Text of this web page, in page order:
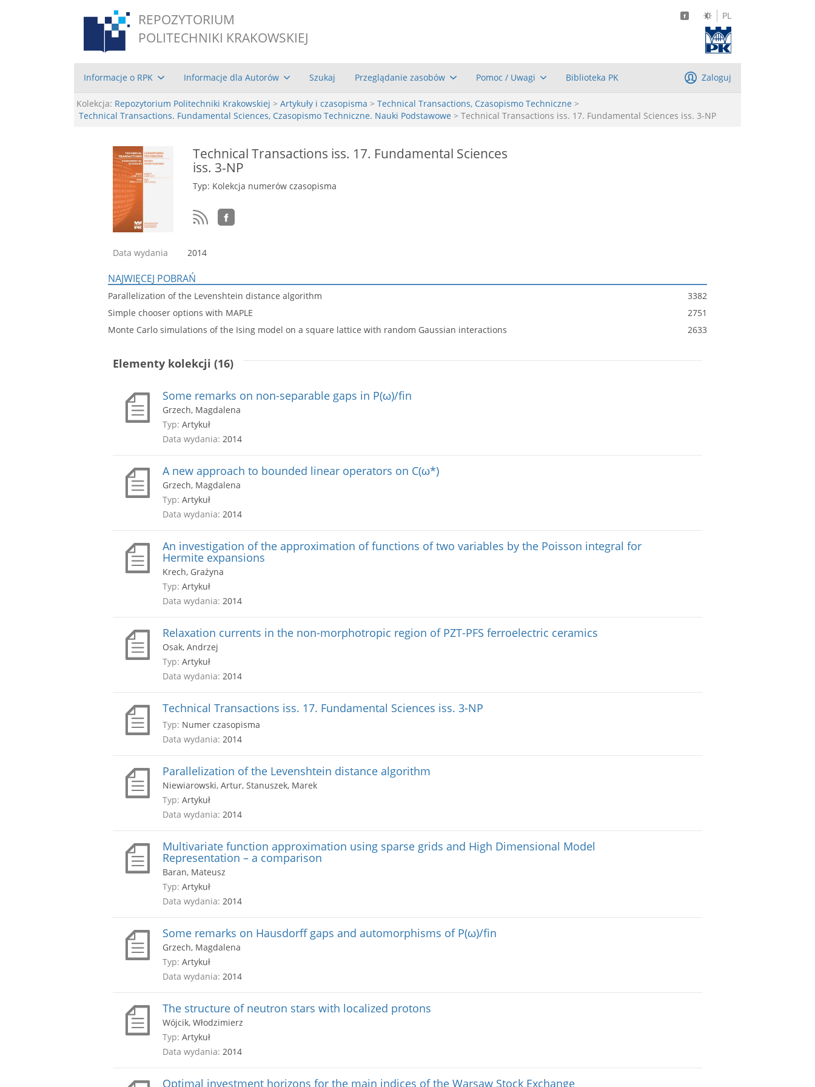
REPOZYTORIUM
POLITECHNIKI KRAKOWSKIEJ
PL
Informacje o RPK Informacje dla Autorów Szukaj Przeglądanie zasobów Pomoc / Uwagi Biblioteka PK Zaloguj
Kolekcja: Repozytorium Politechniki Krakowskiej > Artykuły i czasopisma > Technical Transactions, Czasopismo Techniczne >
Technical Transactions. Fundamental Sciences, Czasopismo Techniczne. Nauki Podstawowe > Technical Transactions iss. 17. Fundamental Sciences iss. 3-NP
Technical Transactions iss. 17. Fundamental Sciences
iss. 3-NP
Typ: Kolekcja numerów czasopisma
Data wydania 2014
NAJWIĘCEJ POBRAŃ
Parallelization of the Levenshtein distance algorithm
3382
Simple chooser options with MAPLE
2751
Monte Carlo simulations of the Ising model on a square lattice with random Gaussian interactions
2633
Elementy kolekcji (16)
Some remarks on non-separable gaps in P(ω)/fin
Grzech, Magdalena
Typ: Artykuł
Data wydania: 2014
A new approach to bounded linear operators on C(ω*)
Grzech, Magdalena
Typ: Artykuł
Data wydania: 2014
An investigation of the approximation of functions of two variables by the Poisson integral for
Hermite expansions
Krech, Grażyna
Typ: Artykuł
Data wydania: 2014
Relaxation currents in the non-morphotropic region of PZT-PFS ferroelectric ceramics
Osak, Andrzej
Typ: Artykuł
Data wydania: 2014
Technical Transactions iss. 17. Fundamental Sciences iss. 3-NP
Typ: Numer czasopisma
Data wydania: 2014
Parallelization of the Levenshtein distance algorithm
Niewiarowski, Artur, Stanuszek, Marek
Typ: Artykuł
Data wydania: 2014
Multivariate function approximation using sparse grids and High Dimensional Model
Representation – a comparison
Baran, Mateusz
Typ: Artykuł
Data wydania: 2014
Some remarks on Hausdorff gaps and automorphisms of P(ω)/fin
Grzech, Magdalena
Typ: Artykuł
Data wydania: 2014
The structure of neutron stars with localized protons
Wójcik, Włodzimierz
Typ: Artykuł
Data wydania: 2014
Optimal investment horizons for the main indices of the Warsaw Stock Exchange